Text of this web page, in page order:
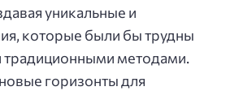
уникальные и
которые были бы трудны
традиционными методами.
горизонты для